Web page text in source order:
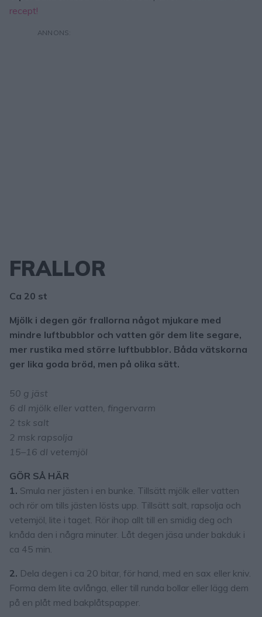
recept!
FRALLOR
Ca 20 st
Mjölk i degen gör frallorna något mjukare med
mindre luftbubblor och vatten gör dem lite segare,
mer rustika med större luftbubblor. Båda vätskorna
ger lika goda bröd, men på olika sätt.
50 g jäst
6 dl mjölk eller vatten, fingervarm
2 tsk salt
2 msk rapsolja
15–16 dl vetemjöl
GÖR SÅ HÄR
1. Smula ner jästen i en bunke. Tillsätt mjölk eller vatten
och rör om tills jästen lösts upp. Tillsätt salt, rapsolja och
vetemjöl, lite i taget. Rör ihop allt till en smidig deg och
knåda den i några minuter. Låt degen jäsa under bakduk i
ca 45 min.
2. Dela degen i ca 20 bitar, för hand, med en sax eller kniv.
Forma dem lite avlånga, eller till runda bollar eller lägg dem
på en plåt med bakplåtspapper.